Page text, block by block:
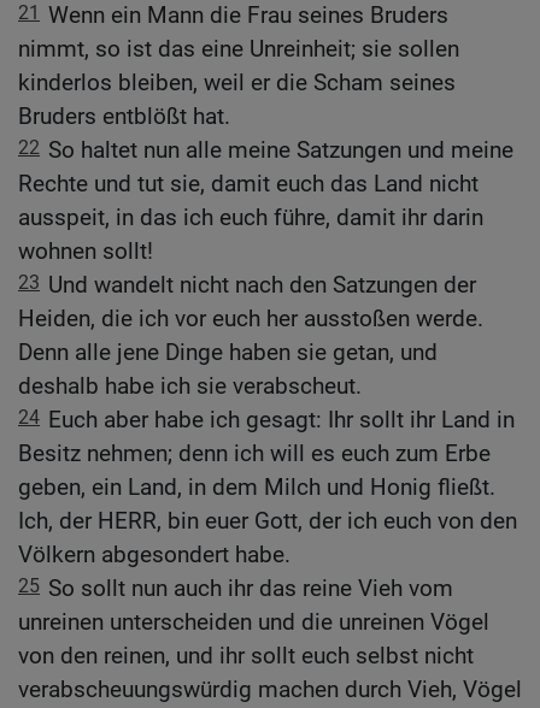
21 Wenn ein Mann die Frau seines Bruders
nimmt, so ist das eine Unreinheit; sie sollen
kinderlos bleiben, weil er die Scham seines
Bruders entblößt hat.
22 So haltet nun alle meine Satzungen und meine
Rechte und tut sie, damit euch das Land nicht
ausspeit, in das ich euch führe, damit ihr darin
wohnen sollt!
23 Und wandelt nicht nach den Satzungen der
Heiden, die ich vor euch her ausstoßen werde.
Denn alle jene Dinge haben sie getan, und
deshalb habe ich sie verabscheut.
24 Euch aber habe ich gesagt: Ihr sollt ihr Land in
Besitz nehmen; denn ich will es euch zum Erbe
geben, ein Land, in dem Milch und Honig fließt.
Ich, der HERR, bin euer Gott, der ich euch von den
Völkern abgesondert habe.
25 So sollt nun auch ihr das reine Vieh vom
unreinen unterscheiden und die unreinen Vögel
von den reinen, und ihr sollt euch selbst nicht
verabscheuungswürdig machen durch Vieh, Vögel